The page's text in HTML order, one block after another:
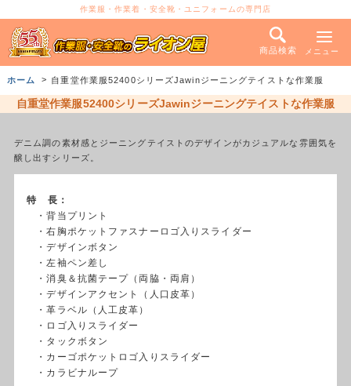
作業服・作業着・安全靴・ユニフォームの専門店
商品検索 メニュー
ホーム 自重堂作業服52400シリーズJawinジーニングテイストな作業服
自重堂作業服52400シリーズJawinジーニングテイストな作業服
デニム調の素材感とジーニングテイストのデザインがカジュアルな雰囲気を
醸し出すシリーズ。
特 長：
・背当プリント
・右胸ポケットファスナーロゴ入りスライダー
・デザインボタン
・左袖ペン差し
・消臭＆抗菌テープ（両脇・両肩）
・デザインアクセント（人口皮革）
・革ラベル（人工皮革）
・ロゴ入りスライダー
・タックボタン
・カーゴポケットロゴ入りスライダー
・カラビナループ